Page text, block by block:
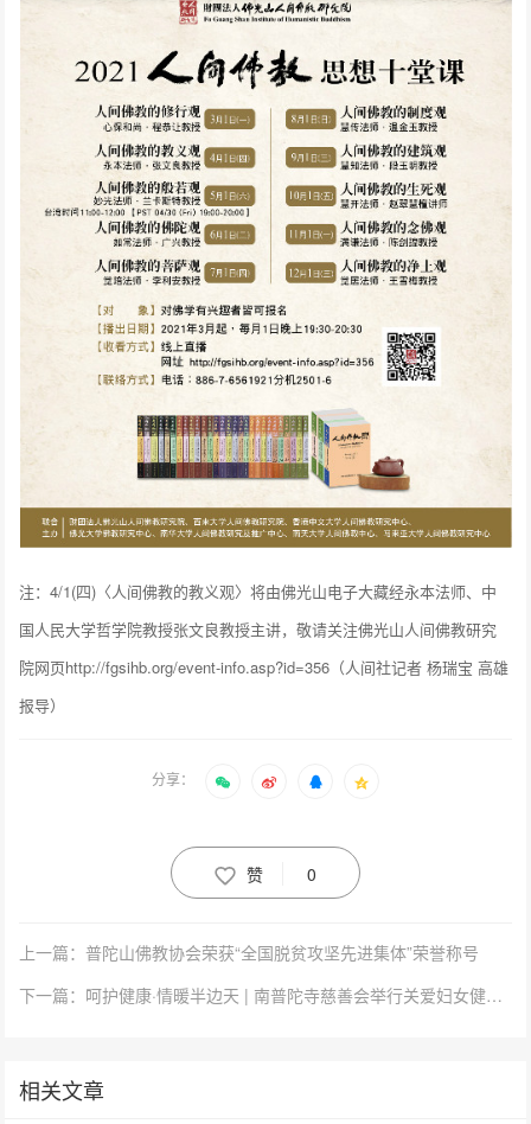
注：4/1(四)〈人间佛教的教义观〉将由佛光山电子大藏经永本法师、中
国人民大学哲学院教授张文良教授主讲，敬请关注佛光山人间佛教研究
院网页http://fgsihb.org/event-info.asp?id=356（人间社记者 杨瑞宝 高雄
报导）
分享：
赞 0
上一篇：普陀山佛教协会荣获“全国脱贫攻坚先进集体”荣誉称号
下一篇：呵护健康·情暖半边天 | 南普陀寺慈善会举行关爱妇女健康义诊活动
相关文章